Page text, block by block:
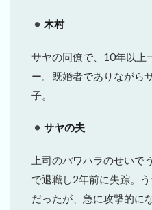
木村
サヤの同僚で、10年以上
ー。既婚者でありながら
子。
サヤの夫
上司のパワハラのせいで
で退職し2年前に失踪。
だったが、急に攻撃的に